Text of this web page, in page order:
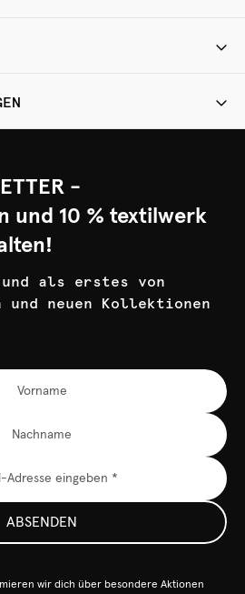
-
und 10 % textilwerk
als erstes von
und neuen Kollektionen
ABSENDEN
wir dich über besondere Aktionen